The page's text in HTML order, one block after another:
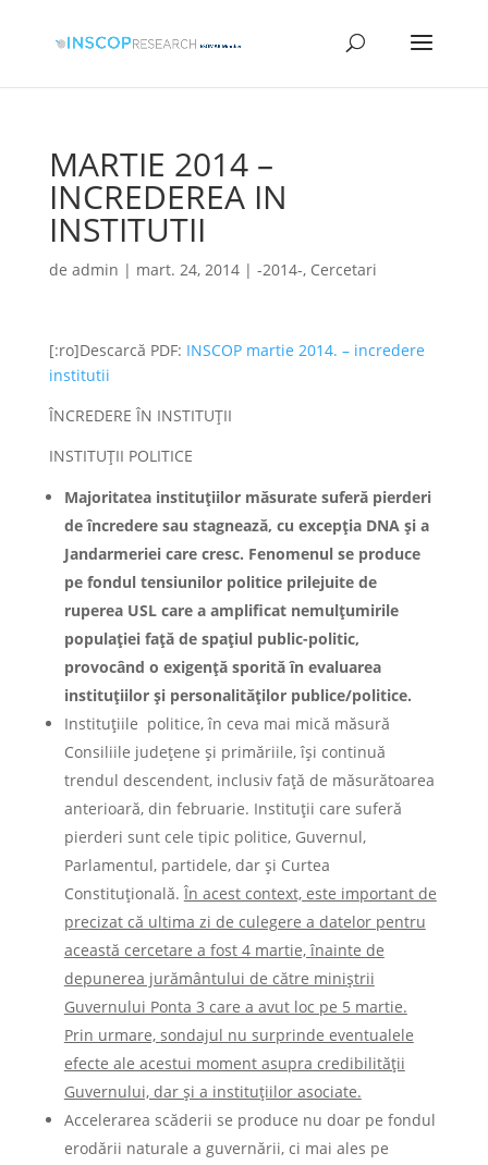
MARTIE 2014 –
INCREDEREA IN
INSTITUTII
de admin | mart. 24, 2014| -2014-, Cercetari
[:ro]Descarcă PDF: INSCOP martie 2014. – incredere
institutii
ÎNCREDERE ÎN INSTITUŢII
INSTITUŢII POLITICE
Majoritatea instituțiilor măsurate suferă pierderi
de încredere sau stagnează, cu excepția DNA și a
Jandarmeriei care cresc. Fenomenul se produce
pe fondul tensiunilor politice prilejuite de
ruperea USL care a amplificat nemulțumirile
populației față de spațiul public-politic,
provocând o exigență sporită în evaluarea
instituțiilor și personalităților publice/politice.
Instituțiile politice, în ceva mai mică măsură
Consiliile județene și primăriile, își continuă
trendul descendent, inclusiv față de măsurătoarea
anterioară, din februarie. Instituții care suferă
pierderi sunt cele tipic politice, Guvernul,
Parlamentul, partidele, dar și Curtea
Constituțională. În acest context, este important de
precizat că ultima zi de culegere a datelor pentru
această cercetare a fost 4 martie, înainte de
depunerea jurământului de către miniștrii
Guvernului Ponta 3 care a avut loc pe 5 martie.
Prin urmare, sondajul nu surprinde eventualele
efecte ale acestui moment asupra credibilității
Guvernului, dar și a instituțiilor asociate.
Accelerarea scăderii se produce nu doar pe fondul
erodării naturale a guvernării, ci mai ales pe